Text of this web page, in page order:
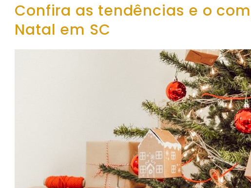
Confira as tendências e o
Natal em SC